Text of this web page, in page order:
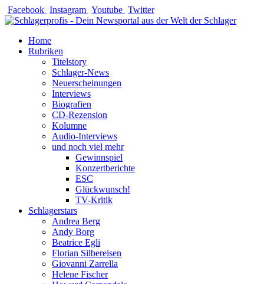
Zum
Inhalt
Facebook Instagram Youtube Twitter
Home
Rubriken
Titelstory
Schlager-News
Neuerscheinungen
Interviews
Biografien
CD-Rezension
Kolumne
Audio-Interviews
und noch viel mehr
Gewinnspiel
Konzertberichte
ESC
Glückwunsch!
TV-Kritik
Schlagerstars
Andrea Berg
Andy Borg
Beatrice Egli
Florian Silbereisen
Giovanni Zarrella
Helene Fischer